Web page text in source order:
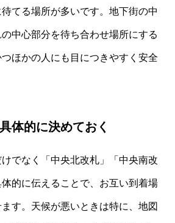
待てる場所が多いです。地下街の中
中心部分を待ち合わせ場所にする
ほかの人にも目につきやすく安全
体的に決めておく
けでなく「中央北改札」「中央南改
的に伝えることで、お互い到着場
す。天候が悪いときは特に、地図